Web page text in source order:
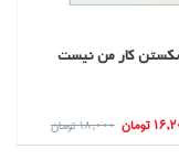
كار من نيست
تومان 18,000 تومان